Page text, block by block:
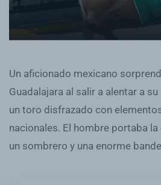
Un aficionado mexicano
Guadalajara al salir a alentar a
un toro disfrazado con
nacionales. El hombre portaba
un sombrero y una enorme